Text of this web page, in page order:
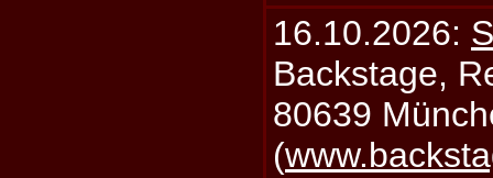
16.10.2026:
Backstage,
80639
(